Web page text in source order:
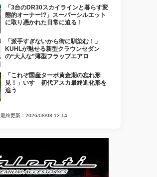
「3台のDR30スカイラインと暮らす変
態的オーナー!?」スーパーシルエット
に取り憑かれた日常に迫る！
「派手すぎないから街に馴染む！」
KUHLが魅せる新型クラウンセダン
の“大人な”薄型フラップエアロ
「これぞ国産ターボ黄金期の忘れ形
見！」いすゞ初代アスカ最終進化形を
追う
最終更新：2026/08/08 13:14